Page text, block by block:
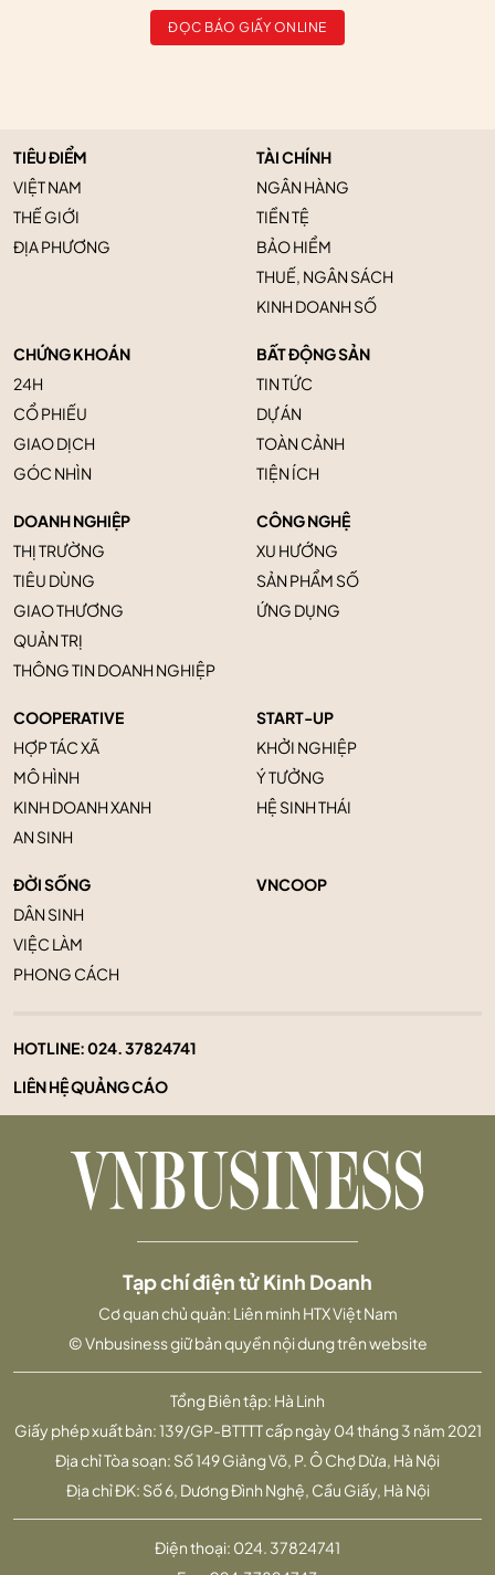
ĐỌC BÁO GIẤY ONLINE
TIÊU ĐIỂM
VIỆT NAM
THẾ GIỚI
ĐỊA PHƯƠNG
TÀI CHÍNH
NGÂN HÀNG
TIỀN TỆ
BẢO HIỂM
THUẾ, NGÂN SÁCH
KINH DOANH SỐ
CHỨNG KHOÁN
24H
CỔ PHIẾU
GIAO DỊCH
GÓC NHÌN
BẤT ĐỘNG SẢN
TIN TỨC
DỰ ÁN
TOÀN CẢNH
TIỆN ÍCH
DOANH NGHIỆP
THỊ TRƯỜNG
TIÊU DÙNG
GIAO THƯƠNG
QUẢN TRỊ
THÔNG TIN DOANH NGHIỆP
CÔNG NGHỆ
XU HƯỚNG
SẢN PHẨM SỐ
ỨNG DỤNG
COOPERATIVE
HỢP TÁC XÃ
MÔ HÌNH
KINH DOANH XANH
AN SINH
START-UP
KHỞI NGHIỆP
Ý TƯỞNG
HỆ SINH THÁI
ĐỜI SỐNG
DÂN SINH
VIỆC LÀM
PHONG CÁCH
VNCOOP
HOTLINE:024. 37824741
LIÊN HỆ QUẢNG CÁO
Tổng Biên tập: Hà Linh
Giấy phép xuất bản: 139/GP-BTTTT cấp ngày 04 tháng 3 năm 2021
Địa chỉ Tòa soạn: Số 149 Giảng Võ, P. Ô Chợ Dừa, Hà Nội
Địa chỉ ĐK: Số 6, Dương Đình Nghệ, Cầu Giấy, Hà Nội
Tạp chí điện tử Kinh Doanh
Cơ quan chủ quản: Liên minh HTX Việt Nam
© Vnbusiness giữ bản quyền nội dung trên website
Điện thoại: 024. 37824741